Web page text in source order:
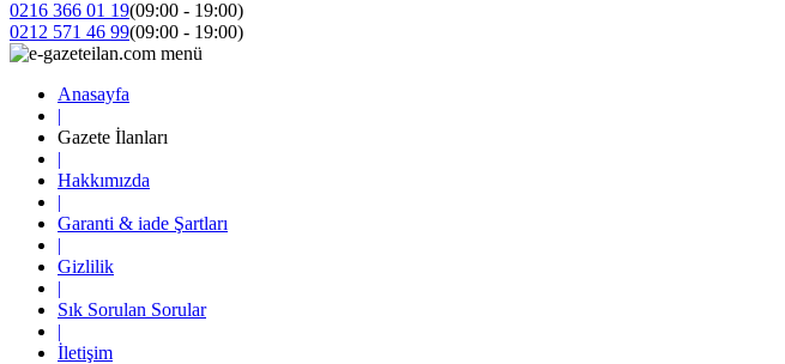
0216 366 01 19(09:00 - 19:00)
0212 571 46 99(09:00 - 19:00)
Anasayfa
|
Gazete İlanları
|
Hakkımızda
|
Garanti & iade Şartları
|
Gizlilik
|
Sık Sorulan Sorular
|
İletişim